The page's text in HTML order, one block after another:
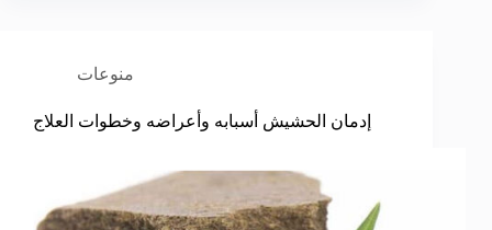
منوعات
إدمان الحشيش أسبابه وأعراضه وخطوات العلاج